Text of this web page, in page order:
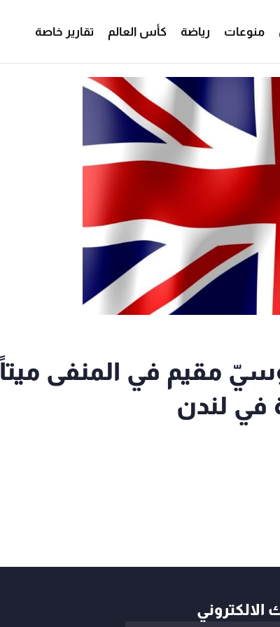
منوعات رياضة كأس العالم تقارير خاصة
مقيم في المنفى ميتاً
في لندن
الالكتروني